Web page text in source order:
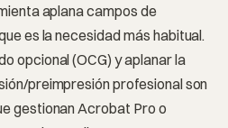
aplana campos de
es la necesidad más habitual.
opcional (OCG) y aplanar la
preimpresión profesional son
gestionan Acrobat Pro o